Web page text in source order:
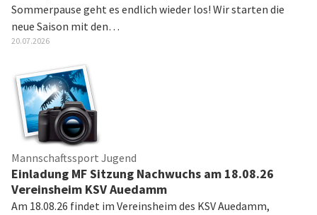
Sommerpause geht es endlich wieder los! Wir starten die
neue Saison mit den…
20.07.2026
Mannschaftssport Jugend
Einladung MF Sitzung Nachwuchs am 18.08.26
Vereinsheim KSV Auedamm
Am 18.08.26 findet im Vereinsheim des KSV Auedamm,